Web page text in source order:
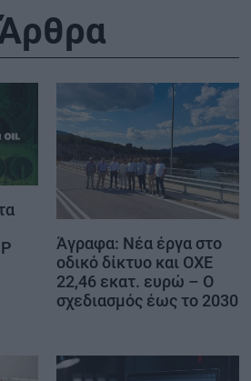
Άγραφα: Νέα έργα στο
οδικό δίκτυο και ΟΧΕ
22,46 εκατ. ευρώ – Ο
σχεδιασμός έως το 2030